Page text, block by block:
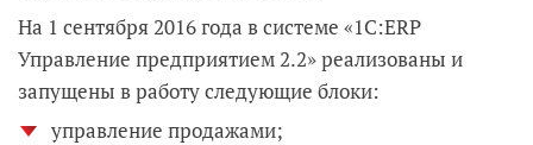
На 1 сентября 2016 года в системе «1С:ERP
Управление предприятием 2.2» реализованы и
запущены в работу следующие блоки:
управление продажами;